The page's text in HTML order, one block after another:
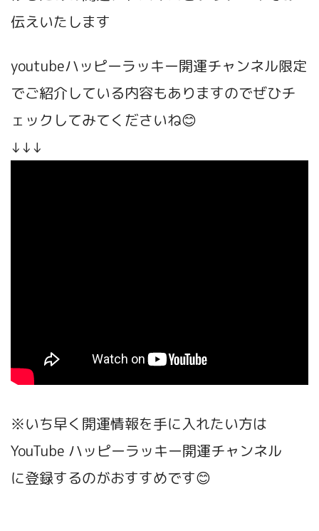
伝えいたします
youtubeハッピーラッキー開運チャンネル限定
でご紹介している内容もありますのでぜひチ
ェックしてみてくださいね😊
↓↓↓
※いち早く開運情報を手に入れたい方は
YouTube ハッピーラッキー開運チャンネル
に登録するのがおすすめです😊